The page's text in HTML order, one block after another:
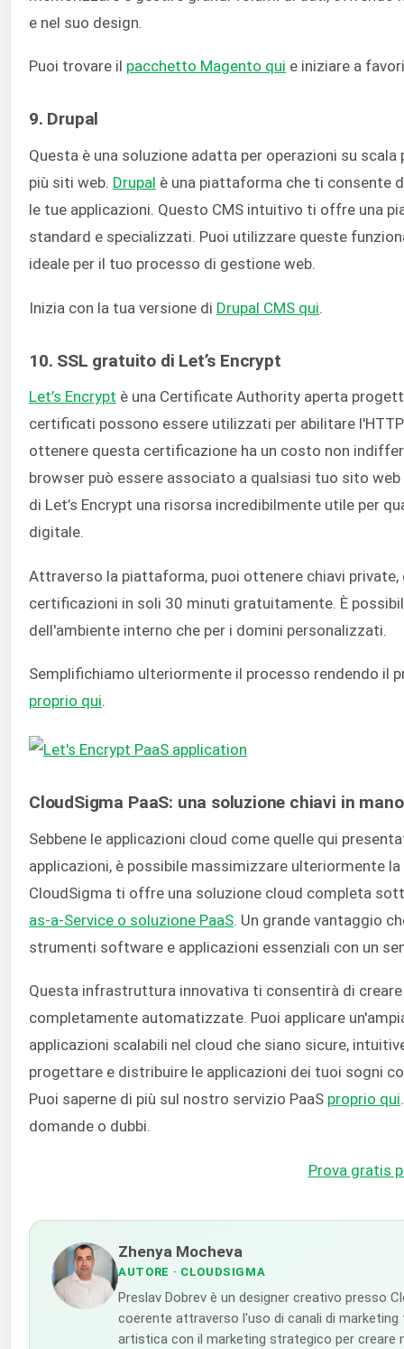
e nel suo design.
Puoi trovare il pacchetto Magento qui e iniziare a
9. Drupal
Questa è una soluzione adatta per operazioni su
più siti web. Drupal è una piattaforma che ti consente
le tue applicazioni. Questo CMS intuitivo ti offre una
standard e specializzati. Puoi utilizzare queste
ideale per il tuo processo di gestione web.
Inizia con la tua versione di Drupal CMS qui
10. SSL gratuito di Let’s Encrypt
Let’s Encrypt è una Certificate Authority aperta
certificati possono essere utilizzati per abilitare
ottenere questa certificazione ha un costo non
browser può essere associato a qualsiasi tuo sito
di Let’s Encrypt una risorsa incredibilmente utile per
digitale.
Attraverso la piattaforma, puoi ottenere chiavi
certificazioni in soli 30 minuti gratuitamente. È
dell'ambiente interno che per i domini personalizzati.
Semplifichiamo ulteriormente il processo rendendo il
proprio qui.
CloudSigma PaaS: una soluzione chiavi in
Sebbene le applicazioni cloud come quelle qui
applicazioni, è possibile massimizzare ulteriormente
CloudSigma ti offre una soluzione cloud completa
as-a-Service o soluzione PaaS . Un grande vantaggio
strumenti software e applicazioni essenziali con un
Questa infrastruttura innovativa ti consentirà di
completamente automatizzate. Puoi applicare
applicazioni scalabili nel cloud che siano sicure,
progettare e distribuire le applicazioni dei tuoi sogni
Puoi saperne di più sul nostro servizio PaaS proprio qui
domande o dubbi.
Prova gratis
Zhenya Mocheva
AUTORE · CLOUDSIGMA
Preslav Dobrev è un designer creativo presso
coerente attraverso l'uso di canali di marketing
artistica con il marketing strategico per creare